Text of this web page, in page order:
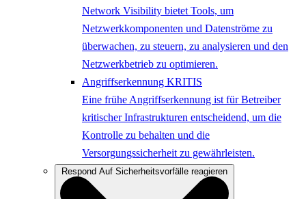
Network Visibility bietet Tools, um
Netzwerkkomponenten und Datenströme zu
überwachen, zu steuern, zu analysieren und den
Netzwerkbetrieb zu optimieren.
Angriffserkennung KRITIS
Eine frühe Angriffserkennung ist für Betreiber
kritischer Infrastrukturen entscheidend, um die
Kontrolle zu behalten und die
Versorgungssicherheit zu gewährleisten.
Respond Auf Sicherheitsvorfälle reagieren